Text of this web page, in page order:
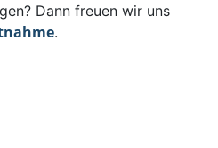
Dann freuen wir uns
.